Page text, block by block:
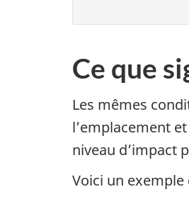
Ce que
Les mêmes
l’emplacement
niveau d’impact
Voici un